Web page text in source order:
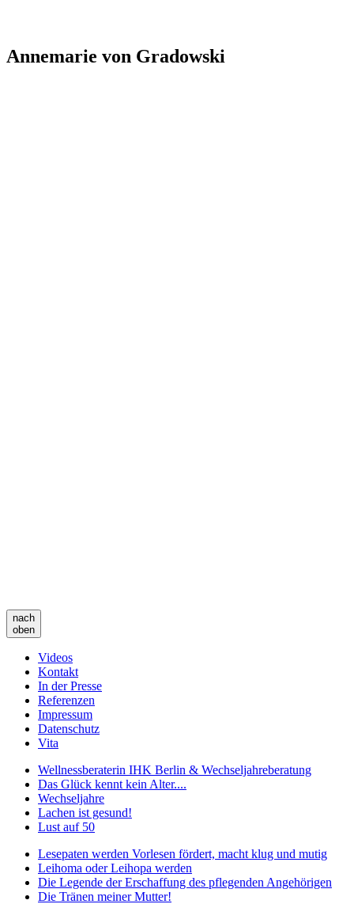
Annemarie von Gradowski
nach
oben
Videos
Kontakt
In der Presse
Referenzen
Impressum
Datenschutz
Vita
Wellnessberaterin IHK Berlin & Wechseljahreberatung
Das Glück kennt kein Alter....
Wechseljahre
Lachen ist gesund!
Lust auf 50
Lesepaten werden Vorlesen fördert, macht klug und mutig
Leihoma oder Leihopa werden
Die Legende der Erschaffung des pflegenden Angehörigen
Die Tränen meiner Mutter!